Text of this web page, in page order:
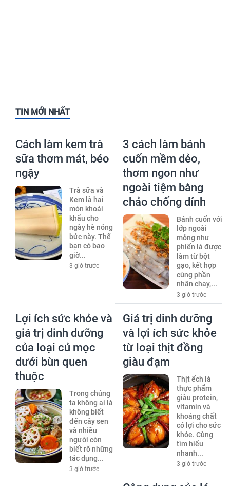
TIN MỚI NHẤT
Cách làm kem trà
sữa thơm mát, béo
ngậy
Trà sữa và
Kem là hai
món khoái
khẩu cho
ngày hè nóng
bức này. Thế
bạn có bao
giờ...
3 giờ trước
3 cách làm bánh
cuốn mềm dẻo,
thơm ngon như
ngoài tiệm bằng
chảo chống dính
Bánh cuốn với
lớp ngoài
mỏng như
phiến lá được
làm từ bột
gạo, kết hợp
cùng phần
nhân chay,...
3 giờ trước
Lợi ích sức khỏe và
giá trị dinh dưỡng
của loại củ mọc
dưới bùn quen
thuộc
Trong chúng
ta không ai là
không biết
đến cây sen
và nhiều
người còn
biết rõ những
tác dụng...
3 giờ trước
Giá trị dinh dưỡng
và lợi ích sức khỏe
từ loại thịt đồng
giàu đạm
Thịt ếch là
thực phẩm
giàu protein,
vitamin và
khoáng chất
có lợi cho sức
khỏe. Cùng
tìm hiểu
nhanh...
3 giờ trước